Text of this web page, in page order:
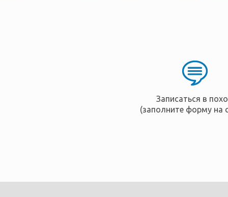
Записаться в
(заполните форму на